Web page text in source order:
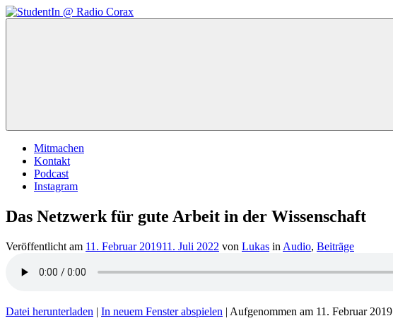
Zum
Inhalt
Mitmachen
Kontakt
Podcast
Instagram
Das Netzwerk für gute Arbeit in der Wissenschaft
Veröffentlicht am 11. Februar 201911. Juli 2022 von Lukas in Audio, Beiträge
Datei herunterladen | In neuem Fenster abspielen | Aufgenommen am 11. Februar 2019